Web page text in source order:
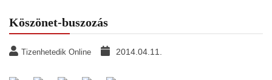
Köszönet-buszozás
Tizenhetedik Online 2014.04.11.